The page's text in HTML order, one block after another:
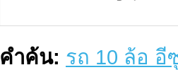
คำค้น: รถ 10 ล้อ อี